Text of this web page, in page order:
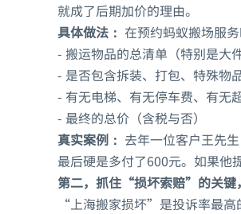
就成了后期加价的理由。
具体做法： 在预约蚂蚁搬场服
- 搬运物品的总清单（特别是大
- 是否包含拆装、打包、特殊物
- 有无电梯、有无停车费、有无
- 最终的总价（含税与否）
真实案例： 去年一位客户王先
最后硬是多付了600元。如果
第二，抓住“损坏索赔”的关键
“上海搬家损坏”是投诉率最